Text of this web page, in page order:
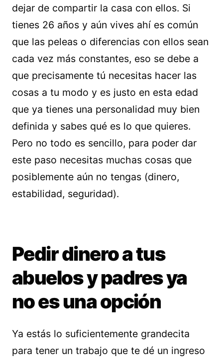
dejar de compartir la casa con ellos. Si
tienes 26 años y aún vives ahí es común
que las peleas o diferencias con ellos sean
cada vez más constantes, eso se debe a
que precisamente tú necesitas hacer las
cosas a tu modo y es justo en esta edad
que ya tienes una personalidad muy bien
definida y sabes qué es lo que quieres.
Pero no todo es sencillo, para poder dar
este paso necesitas muchas cosas que
posiblemente aún no tengas (dinero,
estabilidad, seguridad).
Pedir dinero a tus
abuelos y padres ya
no es una opción
Ya estás lo suficientemente grandecita
para tener un trabajo que te dé un ingreso